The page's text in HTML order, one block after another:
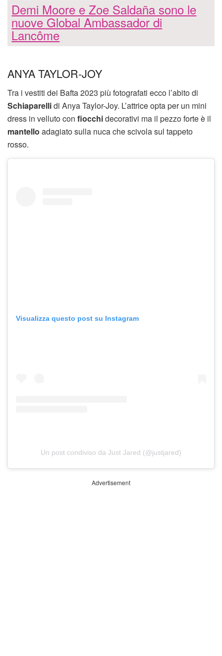
Demi Moore e Zoe Saldaña sono le
nuove Global Ambassador di
Lancôme
ANYA TAYLOR-JOY
Tra i vestiti dei Bafta 2023 più fotografati ecco l’abito di
Schiaparellidi Anya Taylor-Joy. L’attrice opta per un mini
dress in velluto con fiocchidecorativi ma il pezzo forte è il
mantello adagiato sulla nuca che scivola sul tappeto
rosso.
Visualizza questo post su Instagram
Un post condiviso da Just Jared (@justjared)
Advertisement